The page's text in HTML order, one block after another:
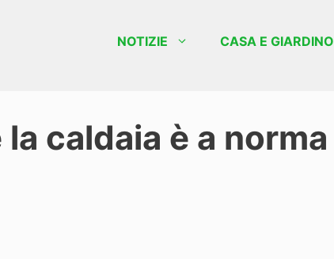
NOTIZIE CASA E GIARDINO
caldaia è a norma